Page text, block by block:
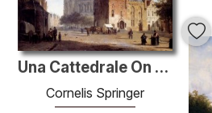
Una Cattedrale On A Townsquare In Estate
Cornelis Springer